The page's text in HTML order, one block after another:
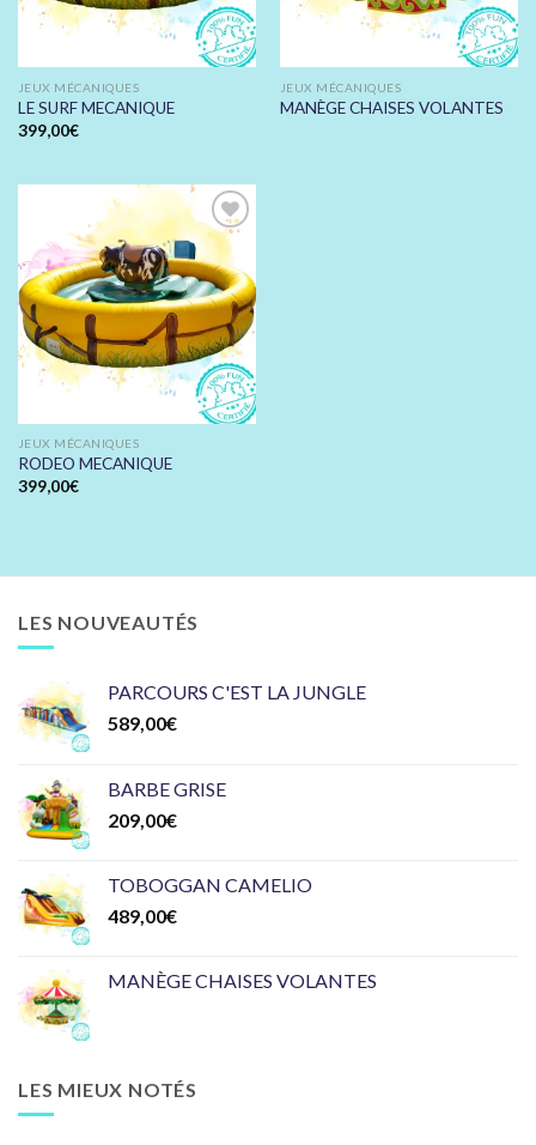
JEUX MÉCANIQUES
LE SURF MECANIQUE
399,00€
JEUX MÉCANIQUES
MANÈGE CHAISES VOLANTES
Ajouter
à votre
devis
JEUX MÉCANIQUES
RODEO MECANIQUE
399,00€
LES NOUVEAUTÉS
PARCOURS C'EST LA JUNGLE
589,00€
BARBE GRISE
209,00€
TOBOGGAN CAMELIO
489,00€
MANÈGE CHAISES VOLANTES
LES MIEUX NOTÉS